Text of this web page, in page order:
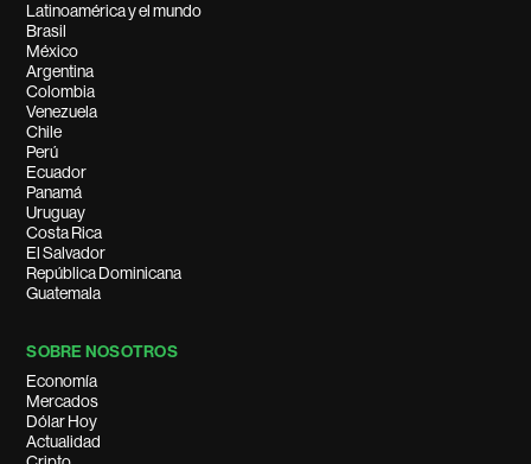
Latinoamérica y el mundo
Brasil
México
Argentina
Colombia
Venezuela
Chile
Perú
Ecuador
Panamá
Uruguay
Costa Rica
El Salvador
República Dominicana
Guatemala
SOBRE NOSOTROS
Economía
Mercados
Dólar Hoy
Actualidad